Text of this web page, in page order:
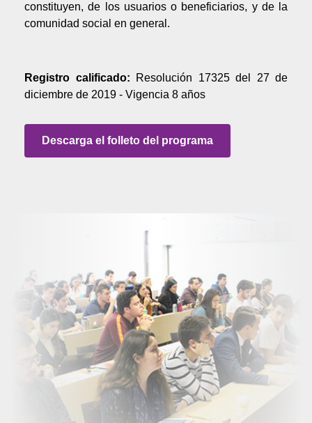
constituyen, de los usuarios o beneficiarios, y de la
comunidad social en general.
Registro calificado:
Resolución 17325 del 27 de
diciembre de 2019 - Vigencia 8 años
Descarga el folleto del programa